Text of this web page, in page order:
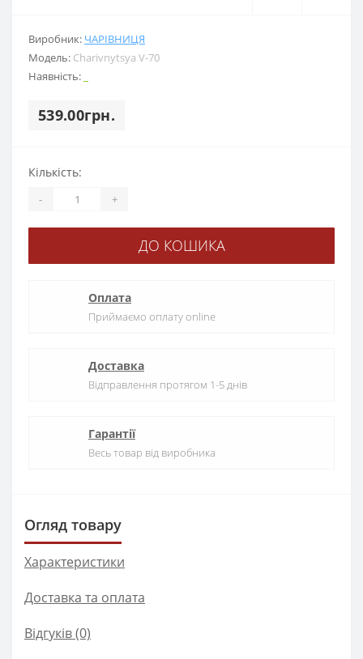
Виробник: ЧАРІВНИЦЯ
Модель: Charіvnytsya V-70
Наявність:
539.00грн.
Кількість:
- +
ДО КОШИКА
Оплата
Приймаємо оплату online
Доставка
Відправлення протягом 1-5 днів
Гарантії
Весь товар від виробника
Огляд товару
Характеристики
Доставка та оплата
Відгуків (0)